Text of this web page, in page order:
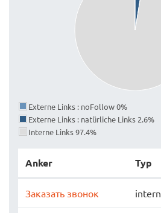
Externe Links : noFollow 0%
Externe Links : natürliche Links 2.6%
Interne Links 97.4%
Anker Typ
Заказать звонок intern